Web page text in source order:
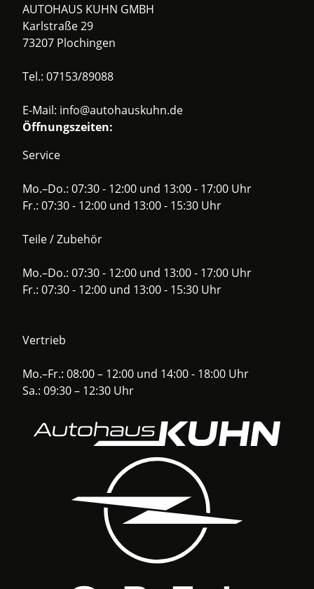
AUTOHAUS KUHN GMBH
Karlstraße 29
73207 Plochingen
Tel.: 07153/89088
E-Mail: info@autohauskuhn.de
Öffnungszeiten:
Service
Mo.–Do.: 07:30 - 12:00 und 13:00 - 17:00 Uhr
Fr.: 07:30 - 12:00 und 13:00 - 15:30 Uhr
Teile / Zubehör
Mo.–Do.: 07:30 - 12:00 und 13:00 - 17:00 Uhr
Fr.: 07:30 - 12:00 und 13:00 - 15:30 Uhr
Vertrieb
Mo.–Fr.: 08:00 – 12:00 und 14:00 - 18:00 Uhr
Sa.: 09:30 – 12:30 Uhr